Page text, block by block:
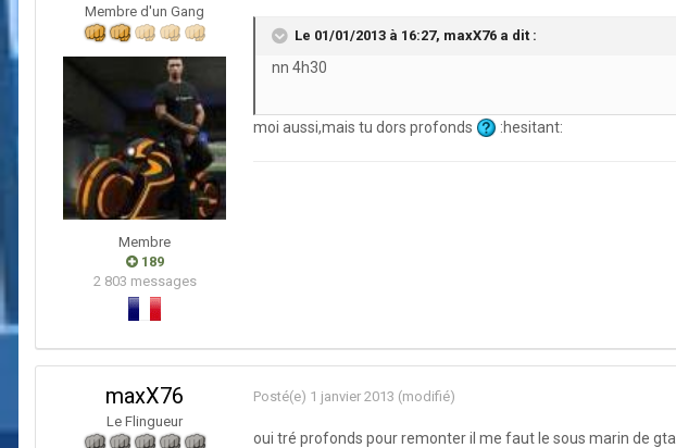
Membre d'un Gang
Membre
189
2 803 messages
Le 01/01/2013 à 16:27, maxX76 a dit :
nn 4h30
moi aussi,mais tu dors profonds :hesitant:
maxX76
Le Flingueur
Posté(e) 1 janvier 2013 (modifié)
oui tré profonds pour remonter il me faut le sous marin de gta